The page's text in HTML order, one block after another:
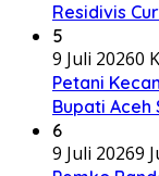
Residivis
5
9 Juli 20260
Petani
Bupati Aceh
6
9 Juli 20269